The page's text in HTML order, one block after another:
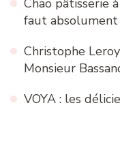
Chao pâtisserie
faut
Christophe
Monsieur
VOYA : les